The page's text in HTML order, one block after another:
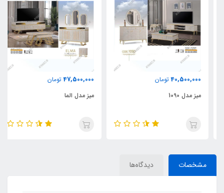
40,500,000 تومان
میز مدل 1090
47,500,000 تومان
میز مدل الما
مشخصات دیدگاه‌ها